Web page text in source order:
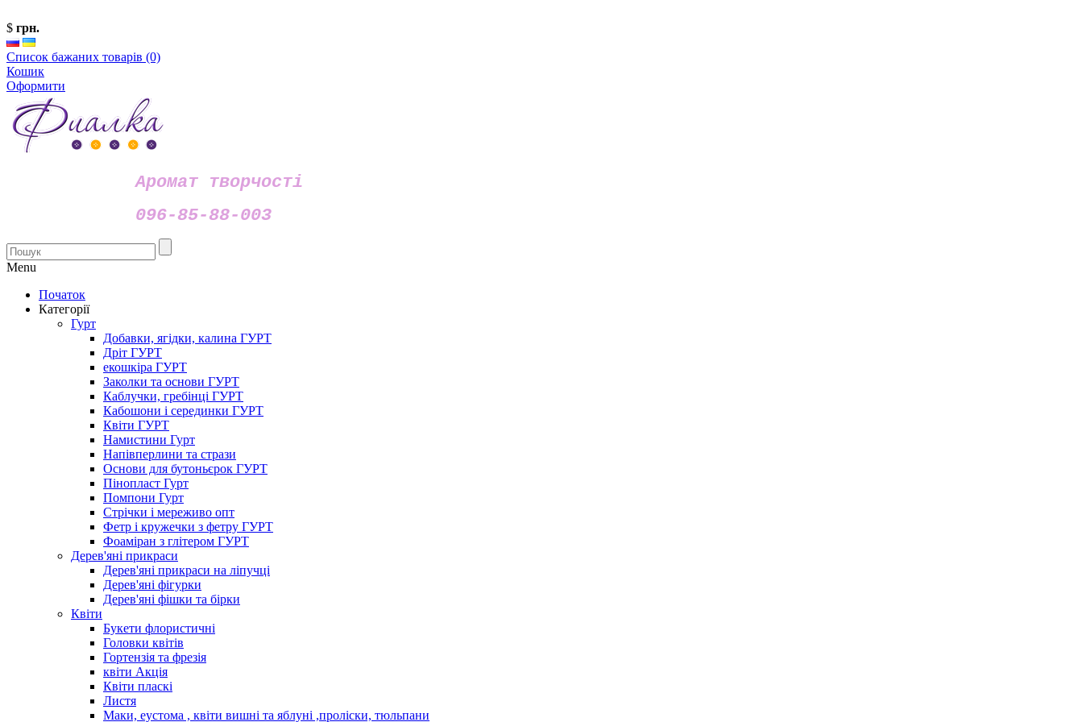
$ грн.
Список бажаних товарів (0)
Кошик
Оформити
Аромат творчості
096-85-88-003
Menu
Початок
Категорії
Гурт
Добавки, ягідки, калина ГУРТ
Дріт ГУРТ
екошкіра ГУРТ
Заколки та основи ГУРТ
Каблучки, гребінці ГУРТ
Кабошони і серединки ГУРТ
Квіти ГУРТ
Намистини Гурт
Напівперлини та стрази
Основи для бутоньєрок ГУРТ
Пінопласт Гурт
Помпони Гурт
Стрічки і мереживо опт
Фетр і кружечки з фетру ГУРТ
Фоаміран з глітером ГУРТ
Дерев'яні прикраси
Дерев'яні прикраси на ліпучці
Дерев'яні фігурки
Дерев'яні фішки та бірки
Квіти
Букети флористичні
Головки квітів
Гортензія та фрезія
квіти Акція
Квіти пласкі
Листя
Маки, еустома , квіти вишні та яблуні ,проліски, тюльпани